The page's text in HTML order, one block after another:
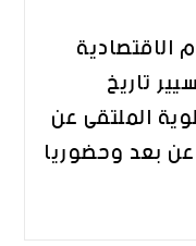
الاقتصادية
تاريخ
أكتوبر 2023 مطوية الملتقى عن
بعد وحضوريا